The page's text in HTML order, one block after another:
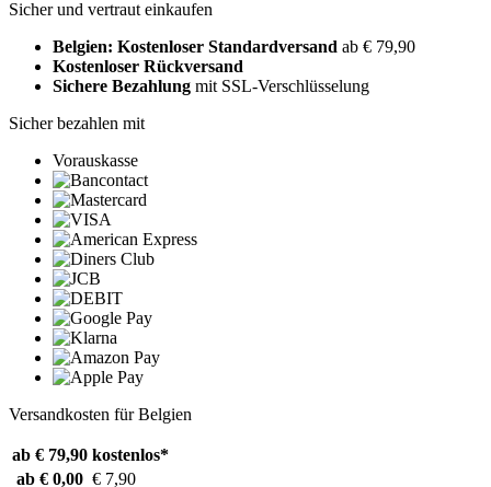
Sicher und vertraut einkaufen
Belgien: Kostenloser Standardversand ab € 79,90
Kostenloser Rückversand
Sichere Bezahlung mit SSL-Verschlüsselung
Sicher bezahlen mit
Vorauskasse
Versandkosten für Belgien
ab € 79,90 kostenlos*
ab € 0,00 € 7,90